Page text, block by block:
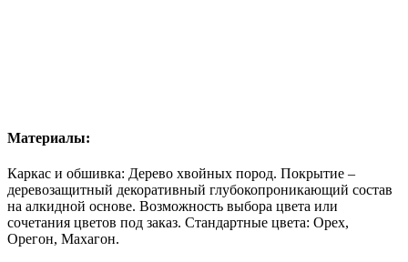
Материалы:
Каркас и обшивка: Дерево хвойных пород. Покрытие –
деревозащитный декоративный глубокопроникающий состав
на алкидной основе. Возможность выбора цвета или
сочетания цветов под заказ. Стандартные цвета: Орех,
Орегон, Махагон.